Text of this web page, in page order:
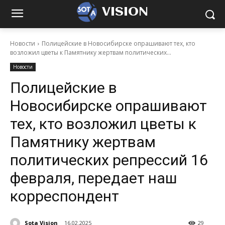
VISION
Новости
Полицейские в Новосибирске опрашивают тех, кто
возложил цветы к Памятнику жертвам политических...
Новости
Полицейские в
Новосибирске опрашивают
тех, кто возложил цветы к
Памятнику жертвам
политических репрессий 16
февраля, передает наш
корреспондент
Sota Vision 16.02.2025 29